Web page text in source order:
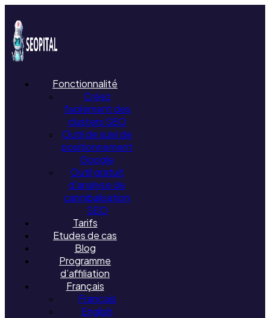
Fonctionnalité
Créez
facilement des
clusters SEO
Outil de suivi de
positionnement
Google
Outil gratuit
d’analyse de
cannibalisation
SEO
Tarifs
Etudes de cas
Blog
Programme
d’affiliation
Français
Français
English